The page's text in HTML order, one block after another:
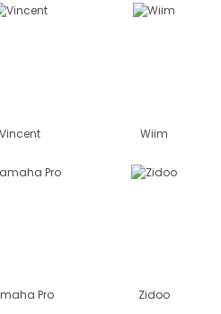
Vincent Wiim
Pro Zidoo